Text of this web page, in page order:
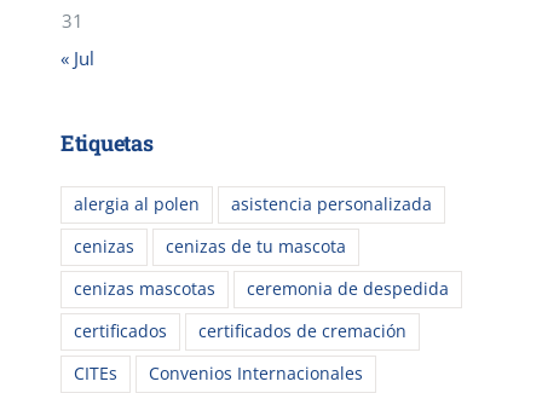
31
« Jul
Etiquetas
alergia al polen
asistencia personalizada
cenizas
cenizas de tu mascota
cenizas mascotas
ceremonia de despedida
certificados
certificados de cremación
CITEs
Convenios Internacionales